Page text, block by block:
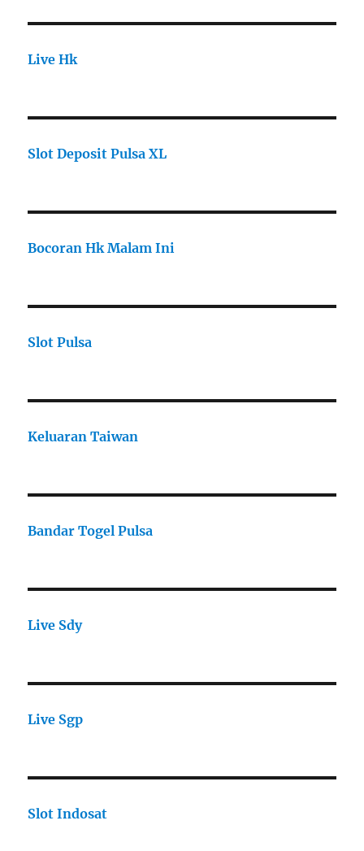
Live Hk
Slot Deposit Pulsa XL
Bocoran Hk Malam Ini
Slot Pulsa
Keluaran Taiwan
Bandar Togel Pulsa
Live Sdy
Live Sgp
Slot Indosat